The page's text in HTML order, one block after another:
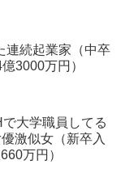
連続起業家（中卒
3000万円）
大学職員してる
激似女（新卒入
万円）